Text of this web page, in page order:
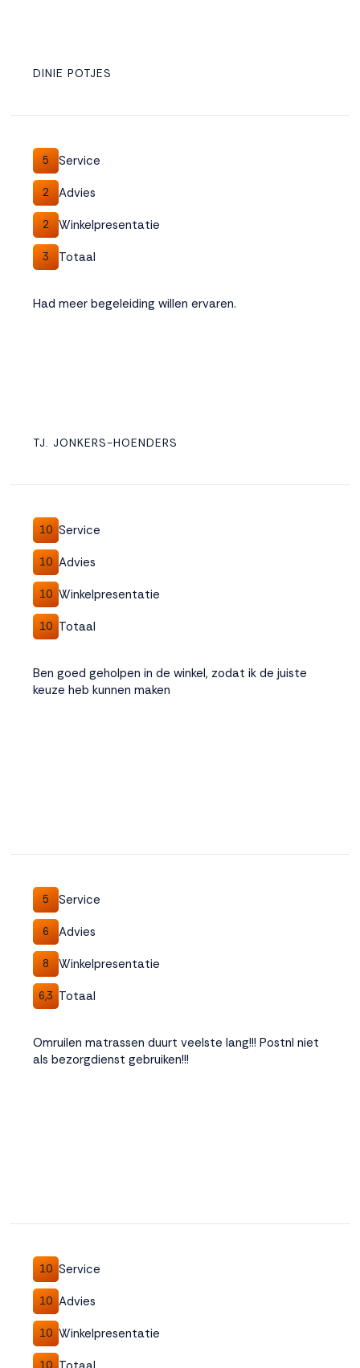
DINIE POTJES
5 Service
2 Advies
2 Winkelpresentatie
3 Totaal
Had meer begeleiding willen ervaren.
TJ. JONKERS-HOENDERS
10 Service
10 Advies
10 Winkelpresentatie
10 Totaal
Ben goed geholpen in de winkel, zodat ik de juiste
keuze heb kunnen maken
5 Service
6 Advies
8 Winkelpresentatie
6,3 Totaal
Omruilen matrassen duurt veelste lang!!! Postnl niet
als bezorgdienst gebruiken!!!
10 Service
10 Advies
10 Winkelpresentatie
10